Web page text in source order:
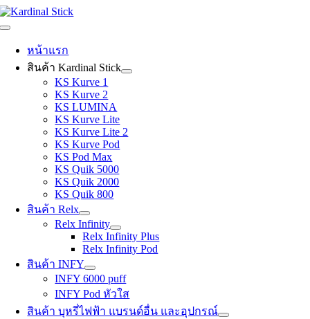
Skip
to
Toggle
Navigation
หน้าแรก
สินค้า Kardinal Stick
KS Kurve 1
KS Kurve 2
KS LUMINA
KS Kurve Lite
KS Kurve Lite 2
KS Kurve Pod
KS Pod Max
KS Quik 5000
KS Quik 2000
KS Quik 800
สินค้า Relx
Relx Infinity
Relx Infinity Plus
Relx Infinity Pod
สินค้า INFY
INFY 6000 puff
INFY Pod หัวใส
สินค้า บุหรี่ไฟฟ้า แบรนด์อื่น และอุปกรณ์